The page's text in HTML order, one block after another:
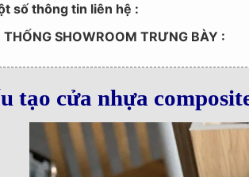
số thông tin liên hệ :
THỐNG SHOWROOM TRƯNG BÀY :
tạo cửa nhựa